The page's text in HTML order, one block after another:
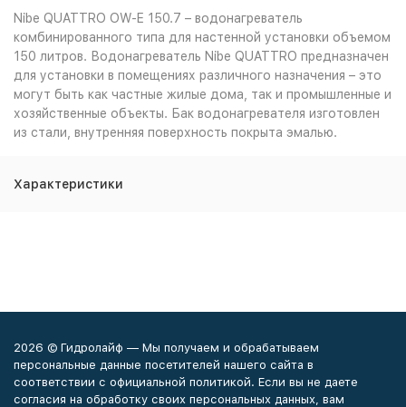
Nibe QUATTRO OW-E 150.7 – водонагреватель
комбинированного типа для настенной установки объемом
150 литров. Водонагреватель Nibe QUATTRO предназначен
для установки в помещениях различного назначения – это
могут быть как частные жилые дома, так и промышленные и
хозяйственные объекты. Бак водонагревателя изготовлен
из стали, внутренняя поверхность покрыта эмалью.
Характеристики
2026 © Гидролайф — Мы получаем и обрабатываем
персональные данные посетителей нашего сайта в
соответствии с официальной политикой. Если вы не даете
согласия на обработку своих персональных данных, вам